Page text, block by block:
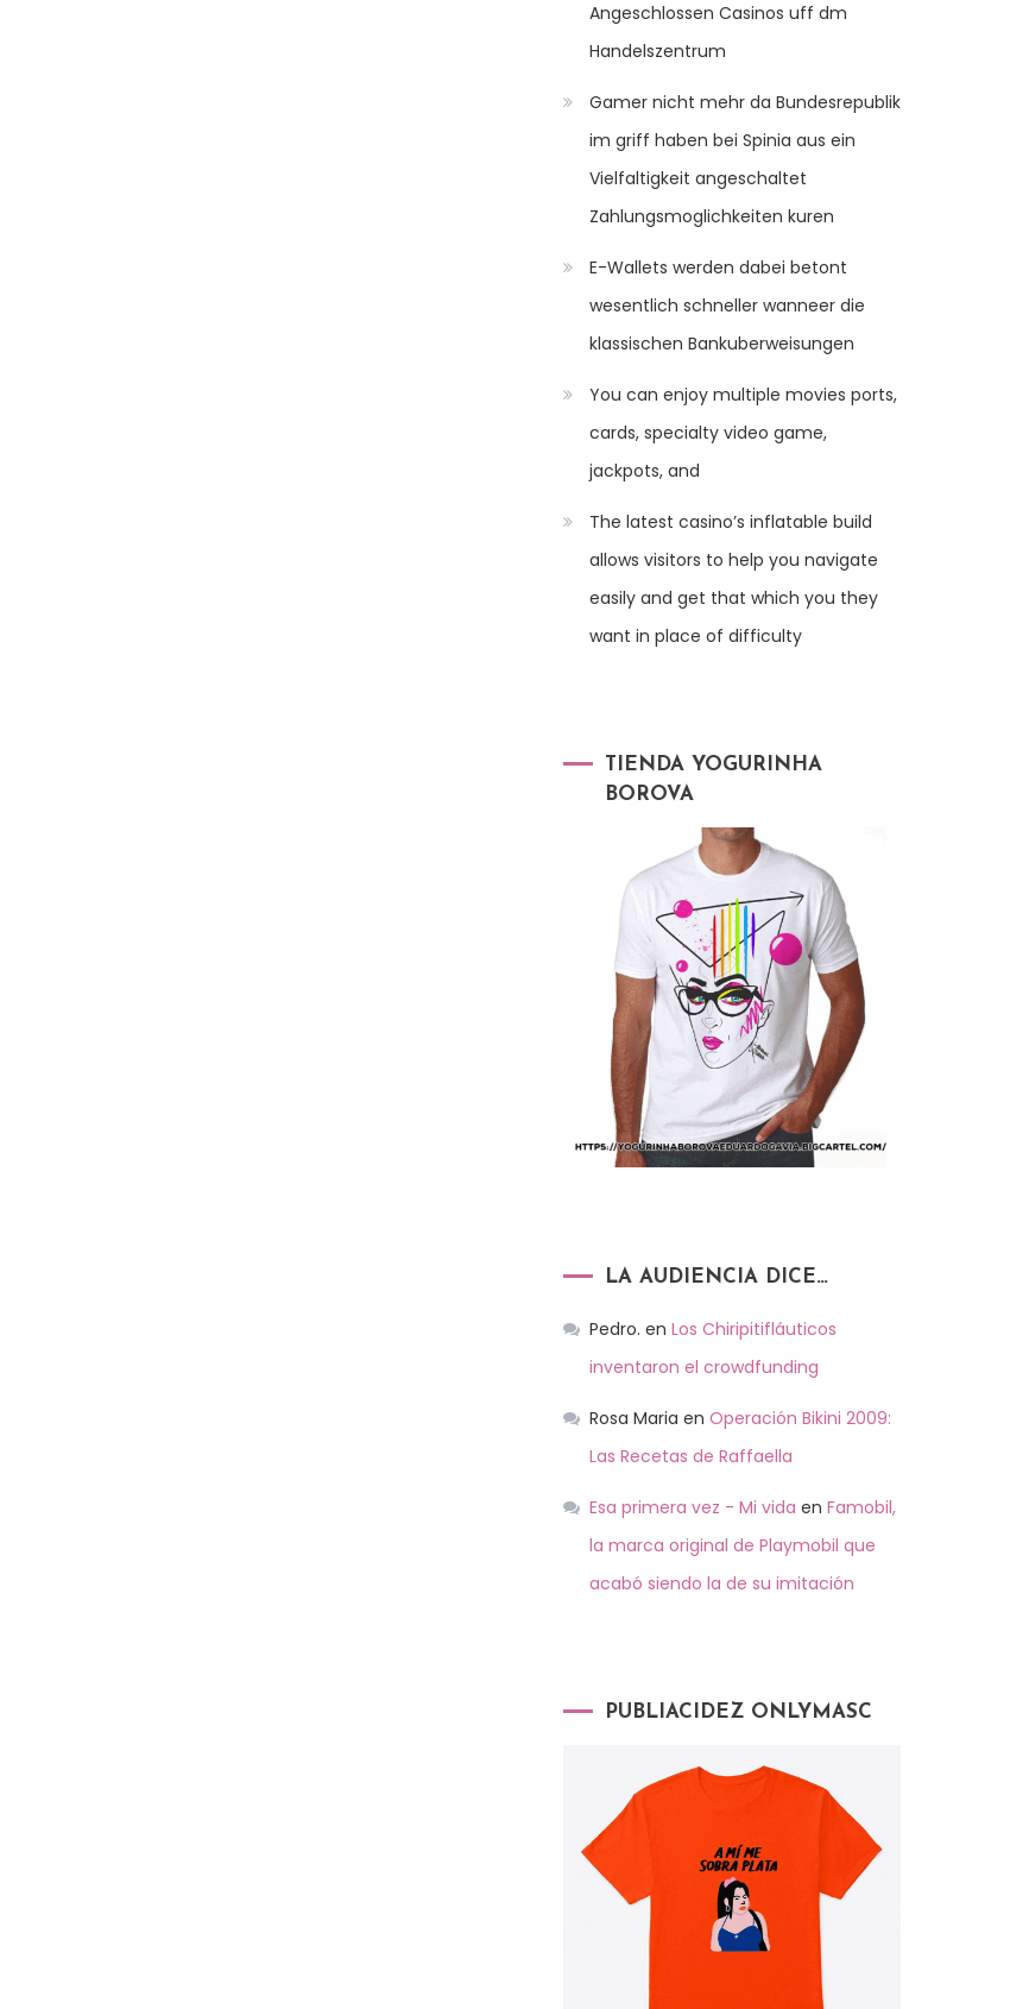
Angeschlossen Casinos uff dm
Handelszentrum
Gamer nicht mehr da Bundesrepublik
im griff haben bei Spinia aus ein
Vielfaltigkeit angeschaltet
Zahlungsmoglichkeiten kuren
E-Wallets werden dabei betont
wesentlich schneller wanneer die
klassischen Bankuberweisungen
You can enjoy multiple movies ports,
cards, specialty video game,
jackpots, and
The latest casino’s inflatable build
allows visitors to help you navigate
easily and get that which you they
want in place of difficulty
TIENDA YOGURINHA
BOROVA
LA AUDIENCIA DICE…
Pedro. en Los Chiripitifláuticos
inventaron el crowdfunding
Rosa Maria en Operación Bikini 2009:
Las Recetas de Raffaella
Esa primera vez - Mi vida en Famobil,
la marca original de Playmobil que
acabó siendo la de su imitación
PUBLIACIDEZ ONLYMASC